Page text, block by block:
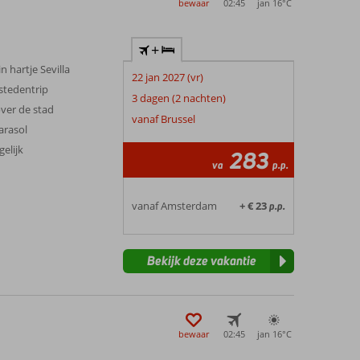
Ook de natuurparken rondom de stad bieden
Je kunt verblijven in het historische centrum, dicht
Veel accommodaties liggen op loopafstand van
en haal je het maximale uit je citytrip.
bewaar 02:45 jan 16°C
hartje Sevilla
de stad
+
22 jan 2027 (vr)
3 dagen (2 nachten)
vanaf Brussel
va 283 p.p.
vanaf Amsterdam + € 23p.p.
Bekijk deze vakantie
bewaar 02:45 jan 16°C